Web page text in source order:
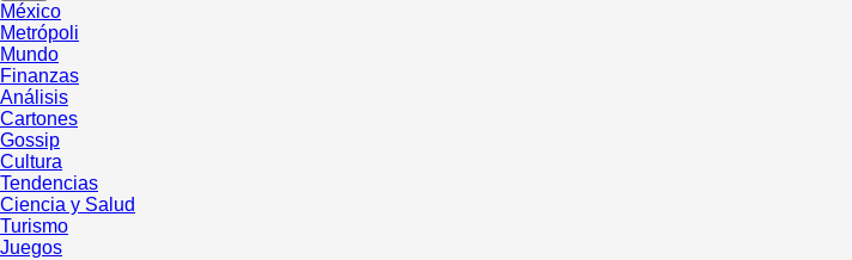
México
Metrópoli
Mundo
Finanzas
Análisis
Cartones
Gossip
Cultura
Tendencias
Ciencia y Salud
Turismo
Juegos